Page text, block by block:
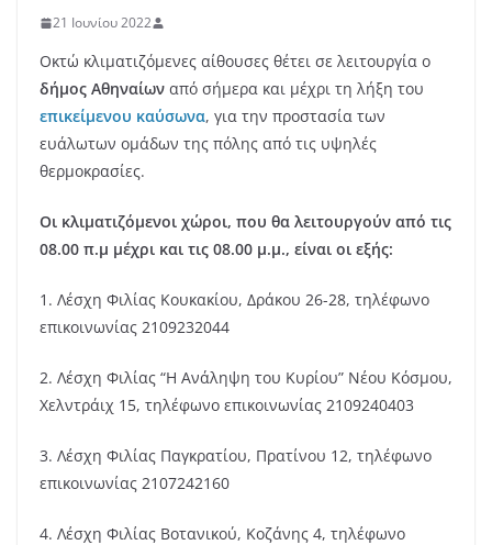
21 Ιουνίου 2022
Οκτώ κλιματιζόμενες αίθουσες θέτει σε λειτουργία ο
δήμος Αθηναίων από σήμερα και μέχρι τη λήξη του
επικείμενου καύσωνα, για την προστασία των
ευάλωτων ομάδων της πόλης από τις υψηλές
θερμοκρασίες.
Οι κλιματιζόμενοι χώροι, που θα λειτουργούν από τις
08.00 π.μ μέχρι και τις 08.00 μ.μ., είναι οι εξής:
1. Λέσχη Φιλίας Κουκακίου, Δράκου 26-28, τηλέφωνο
επικοινωνίας 2109232044
2. Λέσχη Φιλίας “Η Ανάληψη του Κυρίου” Νέου Κόσμου,
Χελντράιχ 15, τηλέφωνο επικοινωνίας 2109240403
3. Λέσχη Φιλίας Παγκρατίου, Πρατίνου 12, τηλέφωνο
επικοινωνίας 2107242160
4. Λέσχη Φιλίας Βοτανικού, Κοζάνης 4, τηλέφωνο